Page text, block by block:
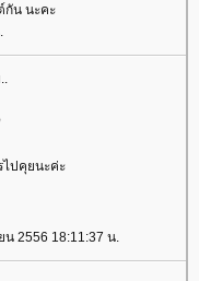
กัน นะคะ
ไปคุยนะค่ะ
น 2556 18:11:37 น.